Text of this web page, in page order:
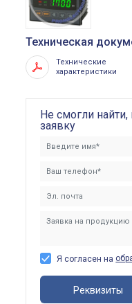
Техническая
Технические
характеристики
Не смогли найти,
заявку
Я согласен на
Реквизиты